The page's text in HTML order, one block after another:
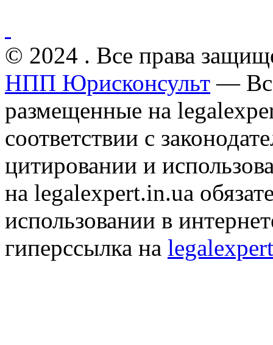
© 2024 . Все права
НПП Юрисконсульт —
размещенные на
соответствии с
цитировании и
на legalexpert.in.ua
использовании в
гиперссылка на